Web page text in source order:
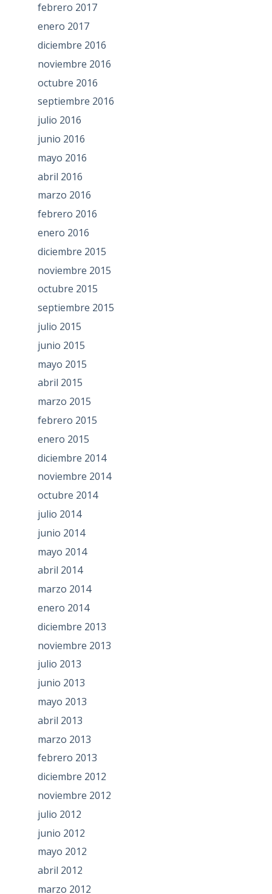
febrero 2017
enero 2017
diciembre 2016
noviembre 2016
octubre 2016
septiembre 2016
julio 2016
junio 2016
mayo 2016
abril 2016
marzo 2016
febrero 2016
enero 2016
diciembre 2015
noviembre 2015
octubre 2015
septiembre 2015
julio 2015
junio 2015
mayo 2015
abril 2015
marzo 2015
febrero 2015
enero 2015
diciembre 2014
noviembre 2014
octubre 2014
julio 2014
junio 2014
mayo 2014
abril 2014
marzo 2014
enero 2014
diciembre 2013
noviembre 2013
julio 2013
junio 2013
mayo 2013
abril 2013
marzo 2013
febrero 2013
diciembre 2012
noviembre 2012
julio 2012
junio 2012
mayo 2012
abril 2012
marzo 2012